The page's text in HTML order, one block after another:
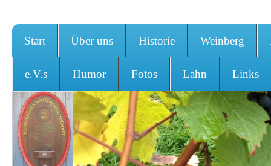
Start Über uns Historie Weinberg
e.V.s Humor Fotos Lahn Links